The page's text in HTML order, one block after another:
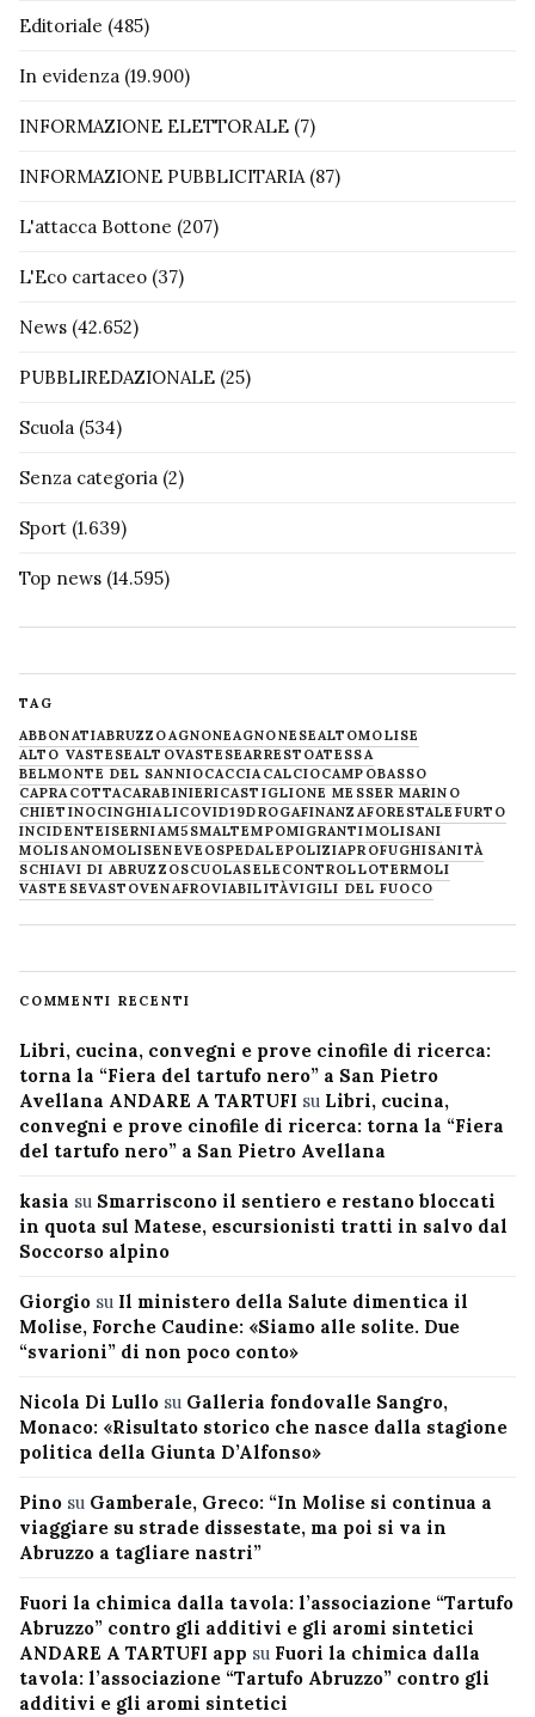
Editoriale (485)
In evidenza (19.900)
INFORMAZIONE ELETTORALE (7)
INFORMAZIONE PUBBLICITARIA(87)
L'attacca Bottone (207)
L'Eco cartaceo (37)
News (42.652)
PUBBLIREDAZIONALE (25)
Scuola (534)
Senza categoria (2)
Sport (1.639)
Top news (14.595)
TAG
ABBONATIABRUZZOAGNONEAGNONESEALTOMOLISE
ALTO VASTESEALTOVASTESEARRESTOATESSA
BELMONTE DEL SANNIOCACCIACALCIOCAMPOBASSO
CAPRACOTTACARABINIERICASTIGLIONE MESSER MARINO
CHIETINOCINGHIALICOVID19DROGAFINANZAFORESTALE FURTO
INCIDENTEISERNIAM5SMALTEMPOMIGRANTIMOLISANI
MOLISANOMOLISENEVE OSPEDALEPOLIZIAPROFUGHISANITÀ
SCHIAVI DI ABRUZZOSCUOLASELECONTROLLOTERMOLI
VASTESEVASTOVENAFROVIABILITÀVIGILI DEL FUOCO
COMMENTI RECENTI
Libri, cucina, convegni e prove cinofile di ricerca:
torna la “Fiera del tartufo nero” a San Pietro
Avellana ANDARE A TARTUFI su Libri, cucina,
convegni e prove cinofile di ricerca: torna la “Fiera
del tartufo nero” a San Pietro Avellana
kasia su Smarriscono il sentiero e restano bloccati
in quota sul Matese, escursionisti tratti in salvo dal
Soccorso alpino
Giorgio su Il ministero della Salute dimentica il
Molise, Forche Caudine: «Siamo alle solite. Due
“svarioni” di non poco conto»
Nicola Di Lullo su Galleria fondovalle Sangro,
Monaco: «Risultato storico che nasce dalla stagione
politica della Giunta D’Alfonso»
Pino su Gamberale, Greco: “In Molise si continua a
viaggiare su strade dissestate, ma poi si va in
Abruzzo a tagliare nastri”
Fuori la chimica dalla tavola: l’associazione “Tartufo
Abruzzo” contro gli additivi e gli aromi sintetici
ANDARE A TARTUFI app su Fuori la chimica dalla
tavola: l’associazione “Tartufo Abruzzo” contro gli
additivi e gli aromi sintetici